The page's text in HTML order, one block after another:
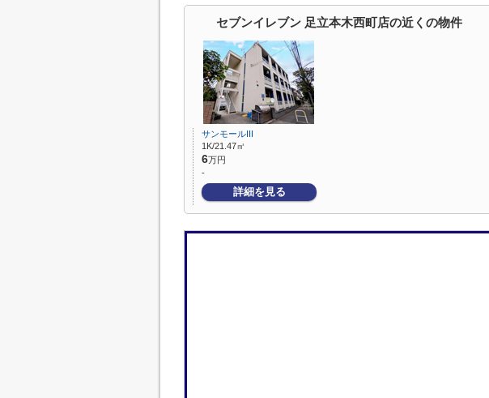
セブンイレブン 足立本木西町店の近くの物件
サンモールIII
1K/21.47㎡
6万円
-
詳細を見る